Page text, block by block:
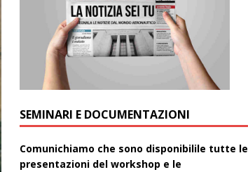
SEMINARI E DOCUMENTAZIONI
Comunichiamo che sono disponibilile tutte le
presentazioni del workshop e le